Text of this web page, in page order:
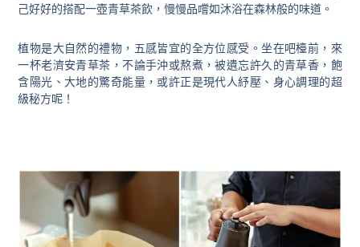
己好好的搭配一壺青草茶飲，慢慢品嚐如沐浴在森林般的味道。
植物是大自然的禮物，五感皆宜的全方位感受。坐在吧檯前，來
一杯老濟安青草茶，不論手沖或熬煮，被遺忘許久的青草香，飽
含陽光、大地的驚奇能量，或許正是現代人紓壓、身心調理的超
級秘方呢！